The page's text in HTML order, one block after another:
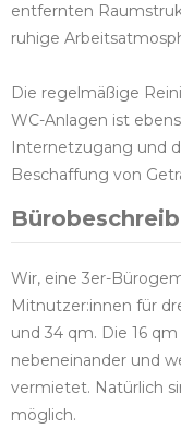
entfernten
ruhige
Die regelmäßige
WC-Anlagen ist
Internetzugang und
Beschaffung von
Wir, eine 3er-
Mitnutzer:innen für
und 34 qm. Die 16
nebeneinander und
vermietet. Natürlich
möglich.